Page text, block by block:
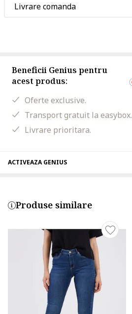
Livrare comanda
Beneficii Genius pentru
acest produs:
Oferte exclusive.
Transport gratuit la easybox.
Livrare prioritara.
ACTIVEAZA GENIUS
Produse similare